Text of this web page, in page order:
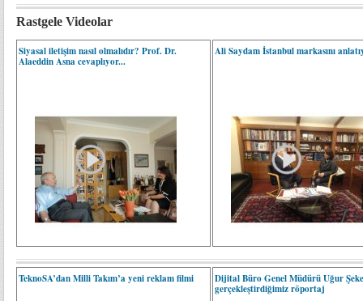
Rastgele Videolar
Siyasal iletişim nasıl olmalıdır? Prof. Dr.
Alaeddin Asna cevaplıyor...
Ali Saydam İstanbul markasını
TeknoSA’dan Milli Takım’a yeni reklam filmi
Dijital Büro Genel Müdürü Uğur
gerçekleştirdiğimiz röportaj